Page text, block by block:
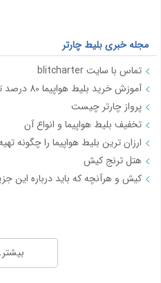
مجله خبری بلیط چارتر
تماس با سایت blitcharter
آموزش خرید بلیط هواپیما 80 درصد تخفیف
پرواز چارتر چیست
تخفیف بلیط هواپیما و انواع آن
ارزان ترین بلیط هواپیما را چگونه
هتل ترنج کیش
کیش و هرآنچه که باید درباره این
چارتر چیست و به کدام بلیط چارتر
همه چیزهایی که درباره بلیط چارتر